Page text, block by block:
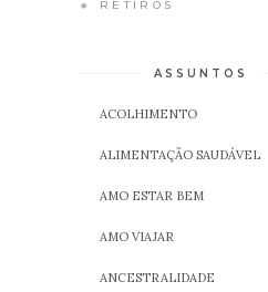
🔸 RETIROS
ASSUNTOS
ACOLHIMENTO
ALIMENTAÇÃO SAUDÁVEL
AMO ESTAR BEM
AMO VIAJAR
ANCESTRALIDADE